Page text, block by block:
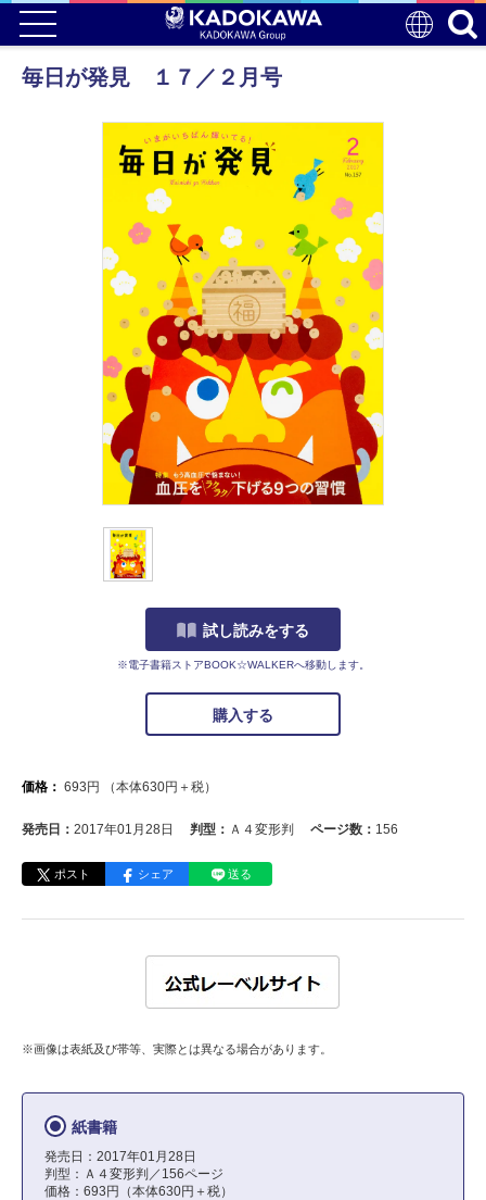
毎日が発見 １７／２月号
試し読みをする
※電子書籍ストアBOOK☆WALKERへ移動します。
購入する
価格： 693 円 （本体630円＋税）
発売日： 2017年01月28日 判型： Ａ４変形判 ページ数： 156
ポスト シェア 送る
※画像は表紙及び帯等、実際とは異なる場合があります。
紙書籍
発売日：2017年01月28日
判型：Ａ４変形判／156ページ
価格：693円（本体630円＋税）